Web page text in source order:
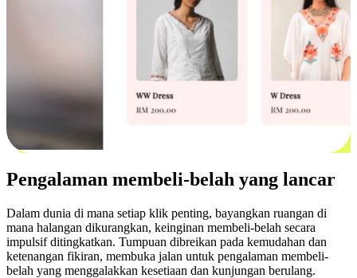
Pengalaman membeli-belah yang lancar
Dalam dunia di mana setiap klik penting, bayangkan ruangan di
mana halangan dikurangkan, keinginan membeli-belah secara
impulsif ditingkatkan. Tumpuan dibreikan pada kemudahan dan
ketenangan fikiran, membuka jalan untuk pengalaman membeli-
belah yang menggalakkan kesetiaan dan kunjungan berulang.